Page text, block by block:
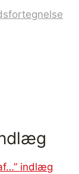
indlæg